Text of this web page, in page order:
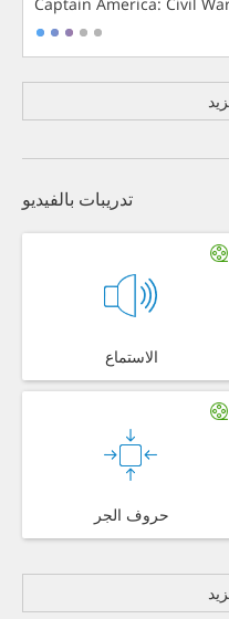
تدريبات بالفيديو
الاستماع
حروف الجر